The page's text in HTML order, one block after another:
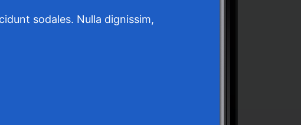
sodales. Nulla dignissim,